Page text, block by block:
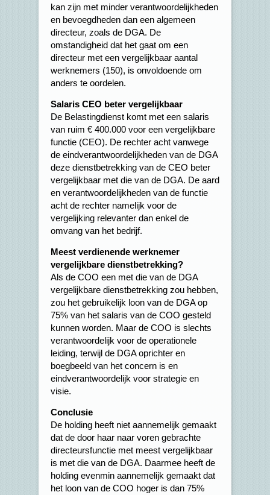
kan zijn met minder verantwoordelijkheden
en bevoegdheden dan een algemeen
directeur, zoals de DGA. De
omstandigheid dat het gaat om een
directeur met een vergelijkbaar aantal
werknemers (150), is onvoldoende om
anders te oordelen.
Salaris CEO beter vergelijkbaar
De Belastingdienst komt met een salaris
van ruim € 400.000 voor een vergelijkbare
functie (CEO). De rechter acht vanwege
de eindverantwoordelijkheden van de DGA
deze dienstbetrekking van de CEO beter
vergelijkbaar met die van de DGA. De aard
en verantwoordelijkheden van de functie
acht de rechter namelijk voor de
vergelijking relevanter dan enkel de
omvang van het bedrijf.
Meest verdienende werknemer
vergelijkbare dienstbetrekking?
Als de COO een met die van de DGA
vergelijkbare dienstbetrekking zou hebben,
zou het gebruikelijk loon van de DGA op
75% van het salaris van de COO gesteld
kunnen worden. Maar de COO is slechts
verantwoordelijk voor de operationele
leiding, terwijl de DGA oprichter en
boegbeeld van het concern is en
eindverantwoordelijk voor strategie en
visie.
Conclusie
De holding heeft niet aannemelijk gemaakt
dat de door haar naar voren gebrachte
directeursfunctie met meest vergelijkbaar
is met die van de DGA. Daarmee heeft de
holding evenmin aannemelijk gemaakt dat
het loon van de COO hoger is dan 75%